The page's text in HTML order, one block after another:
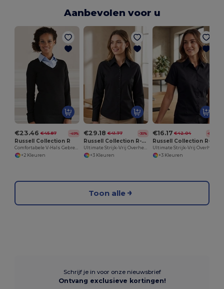
Aanbevolen voor u
€23.46 €45.87 -49%
Russell Collection R
Comfortabele V-Hals Gebreide Trui voor Elke Dag
+2 Kleuren
€29.18 €41.77 -30%
Russell Collection R-956F-0
Ultimate Strijk-Vrij Overhemd LS
+3 Kleuren
€16.17 €42.04 -62%
+3 Kleuren
Toon alle
Schrijf je in voor onze nieuwsbrief
Ontvang exclusieve kortingen!